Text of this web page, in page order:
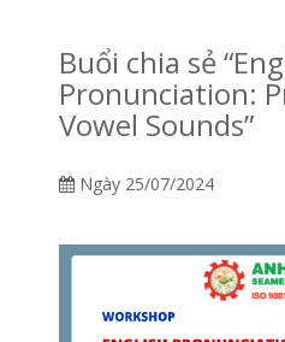
Buổi chia sẻ
Pronunciation:
Vowel Sounds”
Ngày 25/07/2024